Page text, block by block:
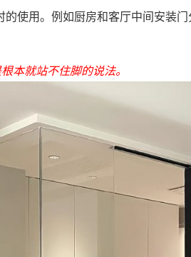
使用。例如厨房和客厅中间安装门
本就站不住脚的说法。